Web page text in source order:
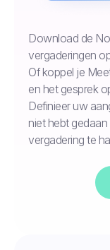
Download de
vergaderingen
Of koppel je
en het gesprek
Definieer uw
niet hebt
vergadering te